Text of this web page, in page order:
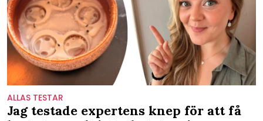
ALLAS TESTAR
Jag testade expertens knep för att få